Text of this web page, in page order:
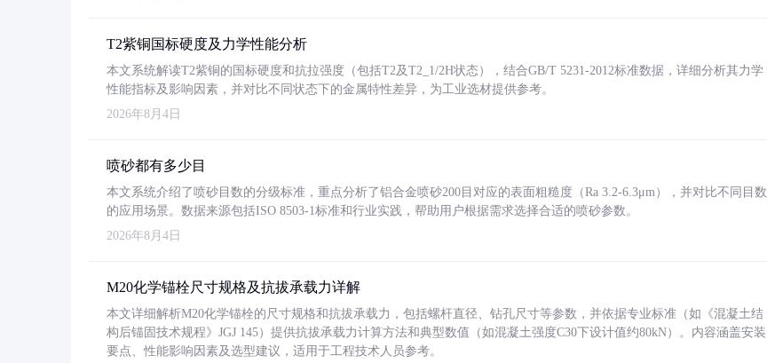
T2紫铜国标硬度及力学性能分析
本文系统解读T2紫铜的国标硬度和抗拉强度（包括T2及T2_1/2H状态），结合GB/T 5231-2012标准数据，详细分析其力学
性能指标及影响因素，并对比不同状态下的金属特性差异，为工业选材提供参考。
2026年8月4日
喷砂都有多少目
本文系统介绍了喷砂目数的分级标准，重点分析了铝合金喷砂200目对应的表面粗糙度（Ra 3.2-6.3μm），并对比不同目数
的应用场景。数据来源包括ISO 8503-1标准和行业实践，帮助用户根据需求选择合适的喷砂参数。
2026年8月4日
M20化学锚栓尺寸规格及抗拔承载力详解
本文详细解析M20化学锚栓的尺寸规格和抗拔承载力，包括螺杆直径、钻孔尺寸等参数，并依据专业标准（如《混凝土结
构后锚固技术规程》JGJ 145）提供抗拔承载力计算方法和典型数值（如混凝土强度C30下设计值约80kN）。内容涵盖安装
要点、性能影响因素及选型建议，适用于工程技术人员参考。